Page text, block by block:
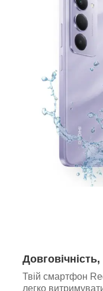
Твій смартфон
легко